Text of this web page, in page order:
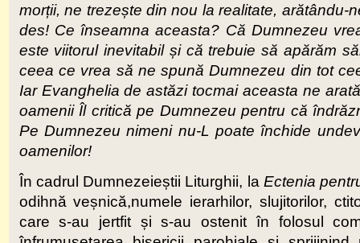
morții, ne trezește din nou la realitate,
des! Ce înseamna aceasta? Că Dumnezeu
este viitorul inevitabil și că trebuie să apărăm
ceea ce vrea să ne spună Dumnezeu din tot
Iar Evanghelia de astăzi tocmai aceasta ne
oamenii Îl critică pe Dumnezeu pentru că
Pe Dumnezeu nimeni nu-L poate închide
oamenilor!
În cadrul Dumnezeieștii Liturghii, la Ectenia
odihnă veșnică,numele ierarhilor, slujitorilor,
care s-au jertfit și s-au ostenit în folosul